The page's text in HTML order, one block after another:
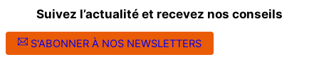
Suivez l’actualité et recevez nos conseils
S'ABONNER À NOS NEWSLETTERS